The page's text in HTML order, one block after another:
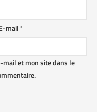
E-mail*
mail et mon site dans le